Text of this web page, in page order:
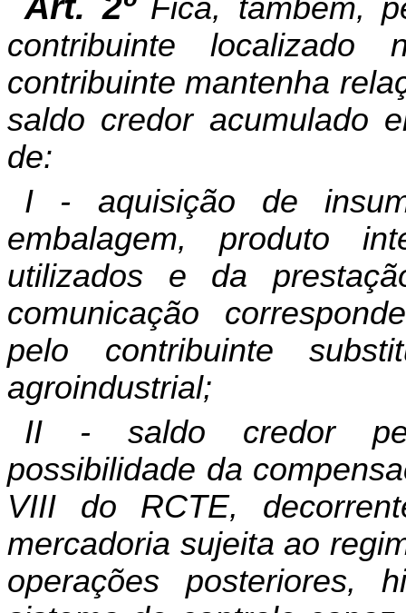
Fica, também,
contribuinte
contribuinte mantenha
saldo credor acumulado
de:
I - aquisição de
embalagem, produto
utilizados e da
comunicação
pelo contribuinte
agroindustrial;
II - saldo credor
possibilidade da
VIII do RCTE,
mercadoria sujeita ao
operações posteriores,